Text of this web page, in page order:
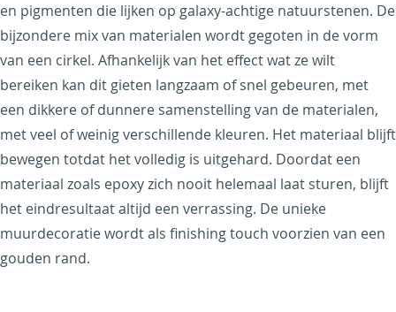
en pigmenten die lijken op galaxy-achtige natuurstenen. De
bijzondere mix van materialen wordt gegoten in de vorm
van een cirkel. Afhankelijk van het effect wat ze wilt
bereiken kan dit gieten langzaam of snel gebeuren, met
een dikkere of dunnere samenstelling van de materialen,
met veel of weinig verschillende kleuren. Het materiaal blijft
bewegen totdat het volledig is uitgehard. Doordat een
materiaal zoals epoxy zich nooit helemaal laat sturen, blijft
het eindresultaat altijd een verrassing. De unieke
muurdecoratie wordt als finishing touch voorzien van een
gouden rand.